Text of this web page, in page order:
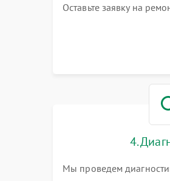
Оставьте заявку на
4.
Мы проведем